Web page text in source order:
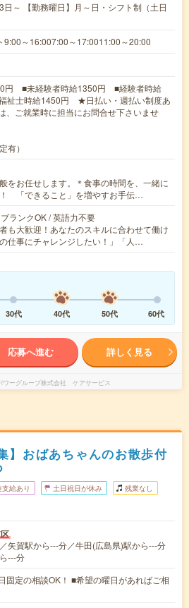
日～ 【勤務曜日】月～日・シフト制（土日
～16:007:00～17:0011:00～20:00
円 ■未経験者時給1350円 ■経験者時給
祉士時給1450円 ★日払い・週払い制度あ
、ご就業時に担当にお問合せ下さいませ
有）
をお任せします。＊食事の時間を、一緒に
「できること」を増やすお手伝…
ランクOK / 英語力不要
も大歓迎！あなたのスキルに合わせて働け
仕事にチャレンジしたい！」「人…
30代 40代 50代 60代
応募へ進む 詳しく見る
ワーグループ株式会社 ケアサービス
】おばあちゃんのお散歩付
給あり 土日祝日が休み 残業なし
矢賀駅から---分／牛田(広島県)駅から---分
---分
固定の相談OK！ ■希望の曜日があればご相